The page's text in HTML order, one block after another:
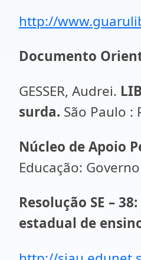
http://
Documento
GESSER, Audrei.
surda. São Paulo :
Núcleo de Apoio
Educação:
Resolução SE –
estadual de